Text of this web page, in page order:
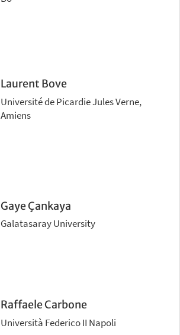
Laurent Bove
Université de Picardie Jules Verne,
Amiens
Gaye Çankaya
Galatasaray University
Raffaele Carbone
Università Federico II Napoli